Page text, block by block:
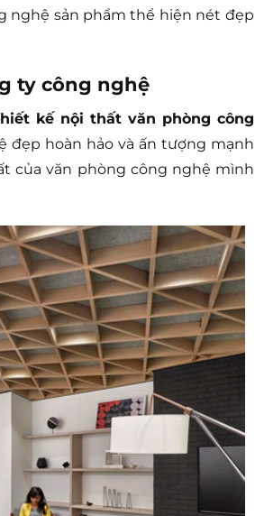
nghệ sản phẩm thể hiện nét đẹp
ty công nghệ
kế nội thất văn phòng công
hoàn hảo và ấn tượng mạnh
của văn phòng công nghệ mình